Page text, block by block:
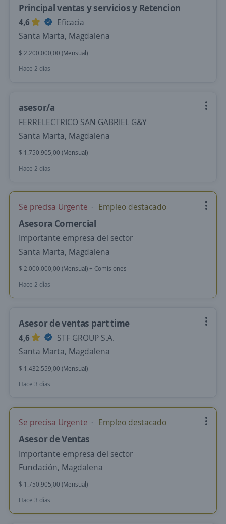
Principal ventas y servicios y Retencion
4,6
Eficacia
Santa Marta, Magdalena
$ 2.200.000,00 (Mensual)
Hace 2 días
asesor/a
FERRELECTRICO SAN GABRIEL G&Y
Santa Marta, Magdalena
$ 1.750.905,00 (Mensual)
Hace 2 días
Se precisa Urgente Empleo destacado
Asesora Comercial
Importante empresa del sector
Santa Marta, Magdalena
$ 2.000.000,00 (Mensual) + Comisiones
Hace 2 días
Asesor de ventas part time
4,6
STF GROUP S.A.
Santa Marta, Magdalena
$ 1.432.559,00 (Mensual)
Hace 3 días
Se precisa Urgente Empleo destacado
Asesor de Ventas
Importante empresa del sector
Fundación, Magdalena
$ 1.750.905,00 (Mensual)
Hace 3 días